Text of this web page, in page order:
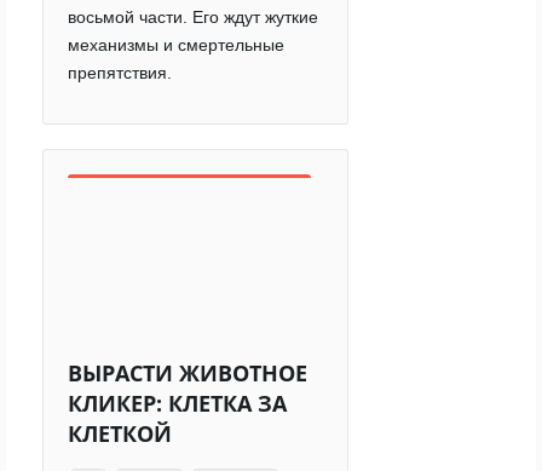
восьмой части. Его ждут жуткие
механизмы и смертельные
препятствия.
ВЫРАСТИ ЖИВОТНОЕ
КЛИКЕР: КЛЕТКА ЗА
КЛЕТКОЙ